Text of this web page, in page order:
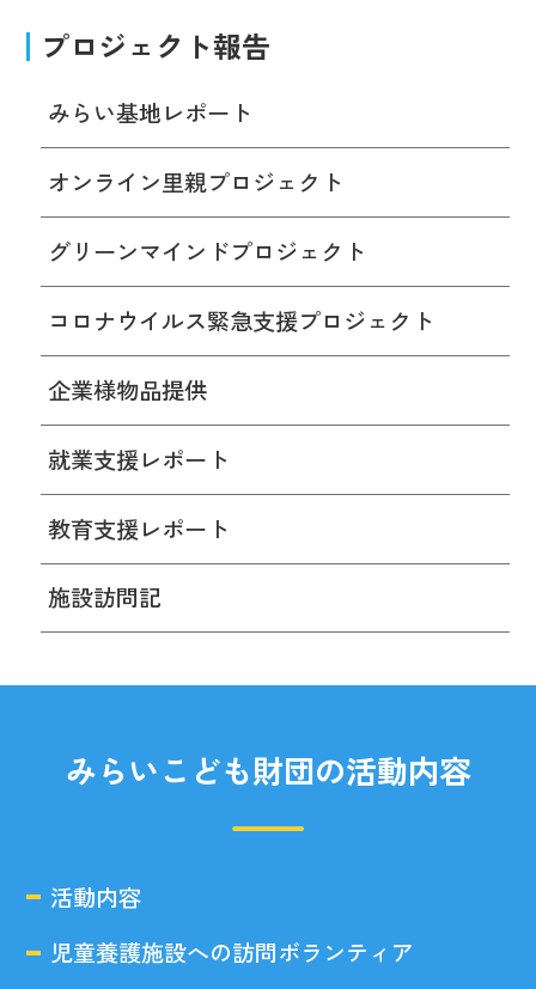
プロジェクト報告
みらい基地レポート
オンライン里親プロジェクト
グリーンマインドプロジェクト
コロナウイルス緊急支援プロジェクト
企業様物品提供
就業支援レポート
教育支援レポート
施設訪問記
みらいこども財団の活動内容
活動内容
児童養護施設への訪問ボランティア